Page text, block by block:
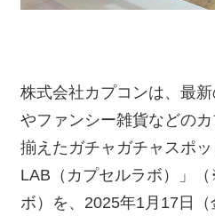
株式会社カプコンは、最
やファンシー雑貨などの
揃えたガチャガチャスポ
LAB（カプセルラボ）」
ボ）を、2025年1月17日（